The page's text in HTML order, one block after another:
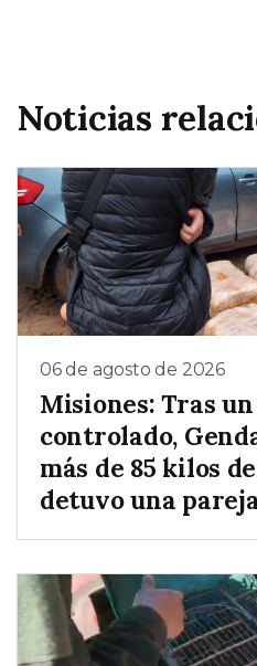
Noticias
06 de agosto de 2026
Misiones: Tras
controlado,
más de 85 kilos
detuvo una